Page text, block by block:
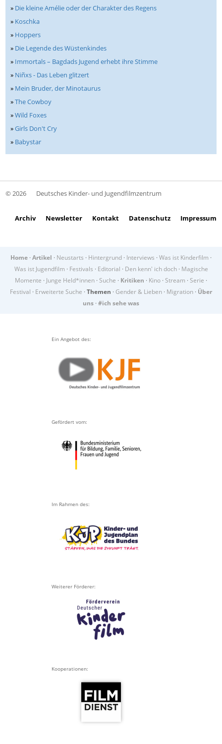
» Die kleine Amélie oder der Charakter des Regens
» Koschka
» Hoppers
» Die Legende des Wüstenkindes
» Immortals – Bagdads Jugend erhebt ihre Stimme
» Niñxs - Das Leben glitzert
» Mein Bruder, der Minotaurus
»The Cowboy
»Wild Foxes
»Girls Don't Cry
» Babystar
© 2026 Deutsches Kinder- und Jugendfilmzentrum
Archiv Newsletter Kontakt Datenschutz Impressum
Home · Artikel · Neustarts · Hintergrund · Interviews · Was ist Kinderfilm ·
Was ist Jugendfilm · Festivals · Editorial · Den kenn' ich doch· Magische
Momente · Junge Held*innen · Suche · Kritiken · Kino · Stream · Serie ·
Festival · Erweiterte Suche · Themen · Gender & Lieben · Migration · Über
uns · #ich sehe was
Ein Angebot des:
Gefördert vom:
Im Rahmen des:
Weiterer Förderer:
Kooperationen: